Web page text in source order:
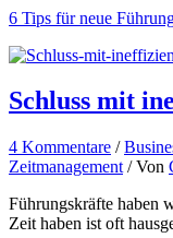
6 Tips für neue
Schluss mit
4 Kommentare /
Zeitmanagement / Von
Führungskräfte haben
Zeit haben ist oft